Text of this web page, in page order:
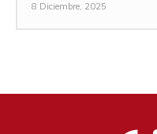
8 Diciembre, 2025